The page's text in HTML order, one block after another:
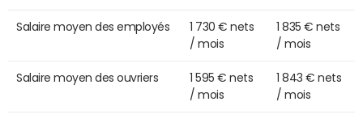
Salaire moyen des employés
1 730 € nets
/ mois
1 835 € nets
/ mois
Salaire moyen des ouvriers
1 595 € nets
/ mois
1 843 € nets
/ mois